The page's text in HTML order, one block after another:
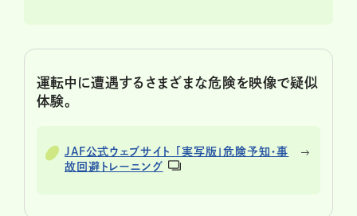
運転中に遭遇するさまざまな危険を映像で疑似
体験。
JAF公式ウェブサイト 「実写版」危険予知・事
故回避トレーニング